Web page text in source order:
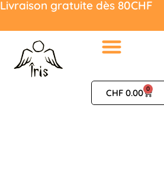
Livraison gratuite dès 80CHF
CHF0.00 0